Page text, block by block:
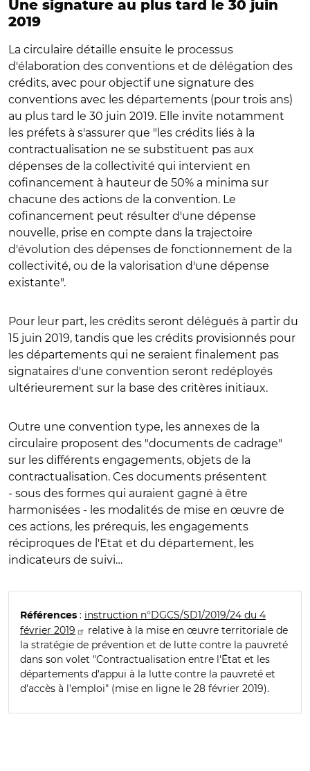
Une signature au plus tard le 30 juin
2019
La circulaire détaille ensuite le processus
d'élaboration des conventions et de délégation des
crédits, avec pour objectif une signature des
conventions avec les départements (pour trois ans)
au plus tard le 30 juin 2019. Elle invite notamment
les préfets à s'assurer que "les crédits liés à la
contractualisation ne se substituent pas aux
dépenses de la collectivité qui intervient en
cofinancement à hauteur de 50% a minima sur
chacune des actions de la convention. Le
cofinancement peut résulter d'une dépense
nouvelle, prise en compte dans la trajectoire
d'évolution des dépenses de fonctionnement de la
collectivité, ou de la valorisation d'une dépense
existante".
Pour leur part, les crédits seront délégués à partir du
15 juin 2019, tandis que les crédits provisionnés pour
les départements qui ne seraient finalement pas
signataires d'une convention seront redéployés
ultérieurement sur la base des critères initiaux.
Outre une convention type, les annexes de la
circulaire proposent des "documents de cadrage"
sur les différents engagements, objets de la
contractualisation. Ces documents présentent
- sous des formes qui auraient gagné à être
harmonisées - les modalités de mise en œuvre de
ces actions, les prérequis, les engagements
réciproques de l'Etat et du département, les
indicateurs de suivi…
Références : instruction n°DGCS/SD1/2019/24 du 4
février 2019
relative à la mise en œuvre territoriale de
la stratégie de prévention et de lutte contre la pauvreté
dans son volet "Contractualisation entre l'État et les
départements d'appui à la lutte contre la pauvreté et
d'accès à l'emploi" (mise en ligne le 28 février 2019).